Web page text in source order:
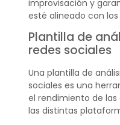
improvisación y
esté alineado con
Plantilla de
redes sociales
Una plantilla de
sociales es una
el rendimiento de
las distintas